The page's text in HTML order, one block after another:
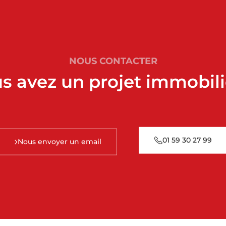
NOUS CONTACTER
avez un projet
Nous envoyer un email 01 59 30 27 99